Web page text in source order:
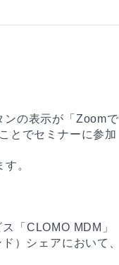
ンの表示が「Zoomで
とでセミナーに参加
。
「CLOMO MDM」
）シェアにおいて、